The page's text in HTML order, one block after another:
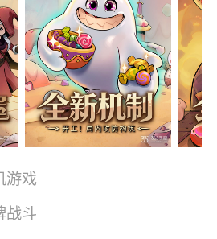
游戏
战斗